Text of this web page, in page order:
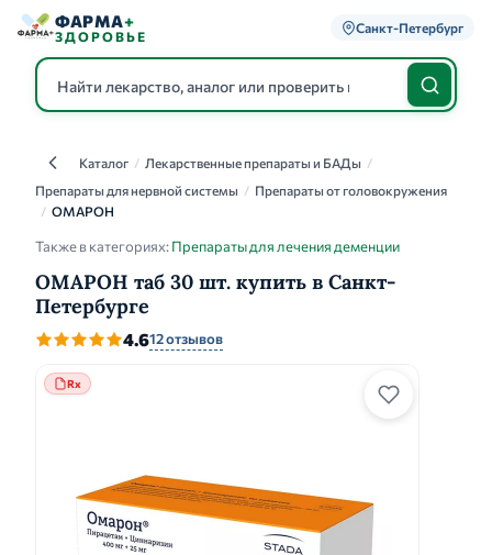
ФАРМА+
ЗДОРОВЬЕ
Санкт-Петербург
КаталогКаталог / Лекарственные препараты и БАДы /
Препараты для нервной системы / Препараты от головокружения
/ ОМАРОН
Также в категориях:Препараты для лечения деменции
ОМАРОН таб 30 шт. купить в Санкт-
Петербурге
4.612 отзывов
Rx